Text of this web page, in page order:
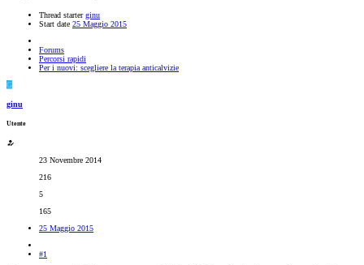
Thread starter ginu
Start date 25 Maggio 2015
Forums
Percorsi rapidi
Per i nuovi: scegliere la terapia anticalvizie
G
ginu
Utente
23 Novembre 2014
216
5
165
25 Maggio 2015
#1